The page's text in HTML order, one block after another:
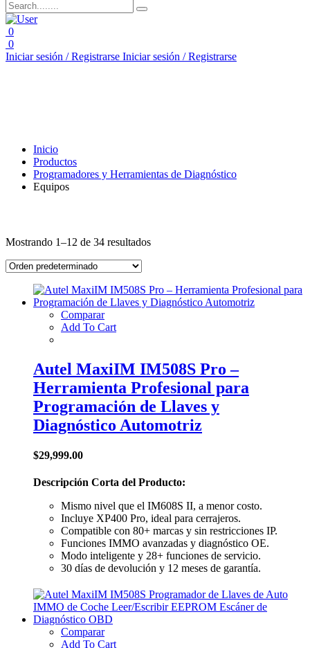
0
0
Iniciar sesión / Registrarse Iniciar sesión / Registrarse
Inicio
Productos
Programadores y Herramientas de Diagnóstico
Equipos
Mostrando 1–12 de 34 resultados
Comparar
Add To Cart
Autel MaxiIM IM508S Pro –
Herramienta Profesional para
Programación de Llaves y
Diagnóstico Automotriz
$29,999.00
Descripción Corta del Producto:
Mismo nivel que el IM608S II, a menor costo.
Incluye XP400 Pro, ideal para cerrajeros.
Compatible con 80+ marcas y sin restricciones IP.
Funciones IMMO avanzadas y diagnóstico OE.
Modo inteligente y 28+ funciones de servicio.
30 días de devolución y 12 meses de garantía.
Comparar
Add To Cart